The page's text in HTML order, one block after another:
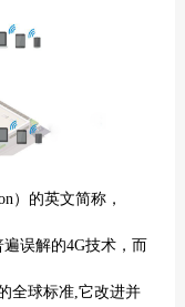
）的英文简称，
误解的4G技术，而
全球标准,它改进并